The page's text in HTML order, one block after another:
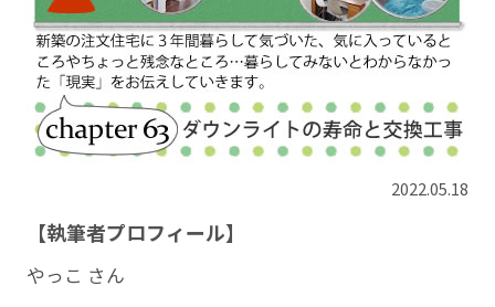
2022.05.18
【執筆者プロフィール】
やっこ さん